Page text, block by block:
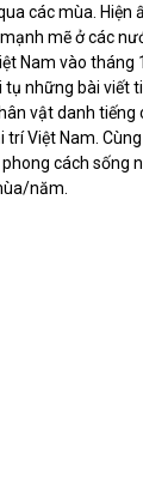
các mùa. Hiện
mẽ ở các
Nam vào tháng
tụ những bài viết
vật danh tiếng
Việt Nam.
cách sống
năm.